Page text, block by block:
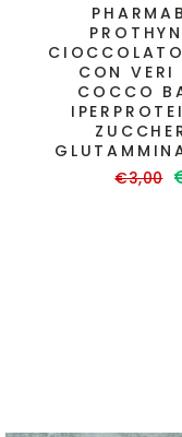
CON VERI
COCCO
Prezzo
€3,00